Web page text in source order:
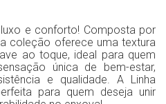
e conforto! Composta por
coleção oferece uma textura
ao toque, ideal para quem
única de bem-estar,
e qualidade. A Linha
para quem deseja unir